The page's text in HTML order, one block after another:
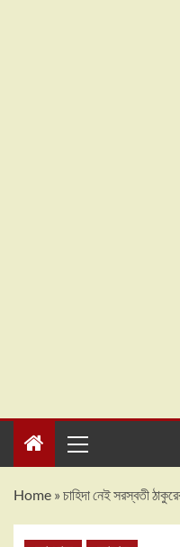
Home » চাহিদা নেই সরস্বতী